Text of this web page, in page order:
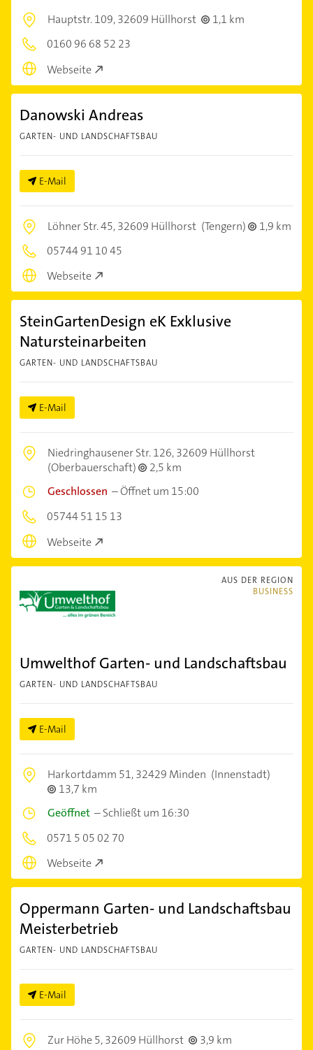
Hauptstr. 109,32609 Hüllhorst
1,1 km
0160 96 68 52 23
Webseite
Danowski Andreas
GARTEN- UND LANDSCHAFTSBAU
E-Mail
Löhner Str. 45,32609 Hüllhorst (Tengern)
1,9 km
05744 91 10 45
Webseite
SteinGartenDesign eK Exklusive
Natursteinarbeiten
GARTEN- UND LANDSCHAFTSBAU
E-Mail
Niedringhausener Str. 126,32609 Hüllhorst
(Oberbauerschaft)
2,5 km
Geschlossen –Öffnet um 15:00
05744 51 15 13
Webseite
AUS DER REGION
BUSINESS
Umwelthof Garten- und Landschaftsbau
GARTEN- UND LANDSCHAFTSBAU
E-Mail
Harkortdamm 51,32429 Minden (Innenstadt)
13,7 km
Geöffnet –Schließt um 16:30
0571 5 05 02 70
Webseite
Oppermann Garten- und Landschaftsbau
Meisterbetrieb
GARTEN- UND LANDSCHAFTSBAU
E-Mail
Zur Höhe 5,32609 Hüllhorst
3,9 km